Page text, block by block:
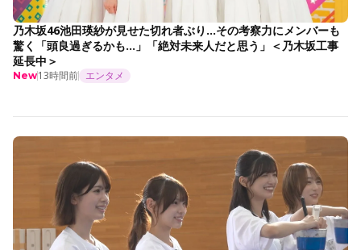
乃木坂46池田瑛紗が見せた切れ者ぶり…その考察力にメンバーも
驚く「頭良過ぎるかも…」「絶対未来人だと思う」＜乃木坂工事
延長中＞
New13時間前 エンタメ